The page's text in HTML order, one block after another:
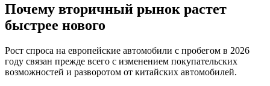
Почему вторичный рынок растет
быстрее нового
Рост спроса на европейские автомобили с пробегом в 2026
году связан прежде всего с изменением покупательских
возможностей и разворотом от китайских автомобилей.